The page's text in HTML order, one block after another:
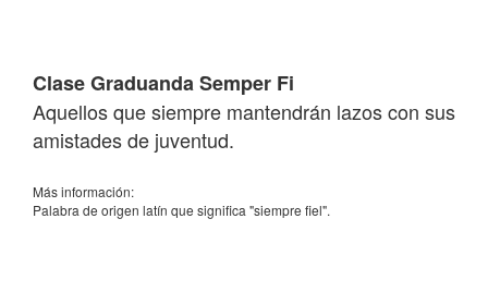
Clase Graduanda Semper Fi
Aquellos que siempre mantendrán lazos con sus
amistades de juventud.
Más información:
Palabra de origen latín que significa "siempre fiel".